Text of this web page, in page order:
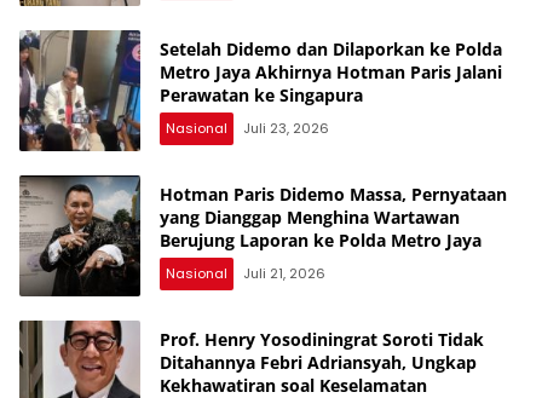
Setelah Didemo dan Dilaporkan ke Polda
Metro Jaya Akhirnya Hotman Paris Jalani
Perawatan ke Singapura
Nasional Juli 23, 2026
Hotman Paris Didemo Massa, Pernyataan
yang Dianggap Menghina Wartawan
Berujung Laporan ke Polda Metro Jaya
Nasional Juli 21, 2026
Prof. Henry Yosodiningrat Soroti Tidak
Ditahannya Febri Adriansyah, Ungkap
Kekhawatiran soal Keselamatan